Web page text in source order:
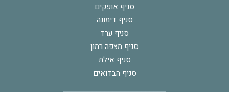
סניף אופקים
סניף דימונה
סניף ערד
סניף מצפה רמון
סניף אילת
סניף הבדואים